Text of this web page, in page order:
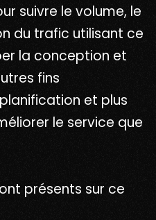
suivre le volume, le
du trafic utilisant ce
la conception et
fins
et plus
le service que
présents sur ce